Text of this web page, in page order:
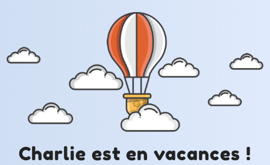
Charlie est en vacances !